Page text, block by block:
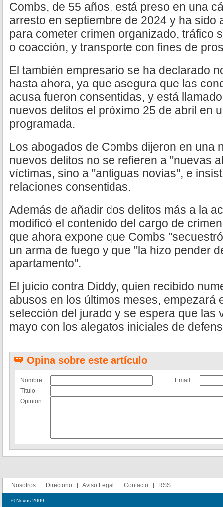
Combs, de 55 años, está preso en una
arresto en septiembre de 2024 y ha sido
para cometer crimen organizado, tráfico
o coacción, y transporte con fines de
El también empresario se ha declarado
hasta ahora, ya que asegura que las
acusa fueron consentidas, y está
nuevos delitos el próximo 25 de abril en
programada.
Los abogados de Combs dijeron en una
nuevos delitos no se refieren a "nuevas
víctimas, sino a "antiguas novias", e
relaciones consentidas.
Además de añadir dos delitos más a la
modificó el contenido del cargo de
que ahora expone que Combs
un arma de fuego y que "la hizo pender
apartamento".
El juicio contra Diddy, quien recibido
abusos en los últimos meses, empezará
selección del jurado y se espera que las
mayo con los alegatos iniciales de
Opina sobre este artículo
Nombre
Email
Título
Opinion
Nosotros Directorio Aviso Legal Contacto RSS
© Novus 2009